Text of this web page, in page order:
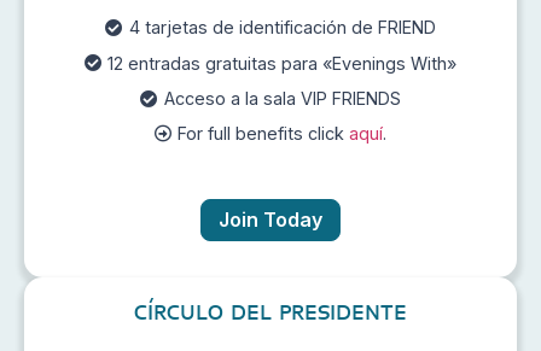
4 tarjetas de identificación de FRIEND
12 entradas gratuitas para «Evenings With»
Acceso a la sala VIP FRIENDS
For full benefits clickaquí.
Join Today
CÍRCULO DEL PRESIDENTE